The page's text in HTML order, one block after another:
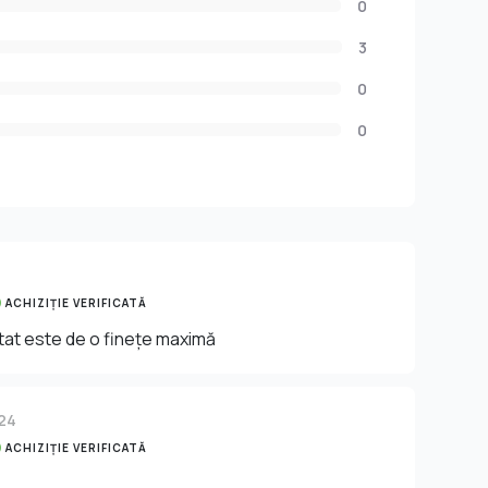
0
3
0
0
ACHIZIȚIE VERIFICATĂ
este de o finețe maximă
ACHIZIȚIE VERIFICATĂ